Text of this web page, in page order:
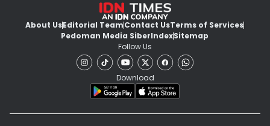
About UsEditorial TeamContact UsTerms of Services
Pedoman Media SiberIndexSitemap
Follow Us
Download